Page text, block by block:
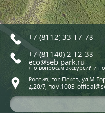
+7 (8112) 33-17-78
+7 (81140) 2-12-38
eco@seb-park.ru
(по вопросам экскурсий и
Россия, гор.Псков,
д.20/7, пом.1003,